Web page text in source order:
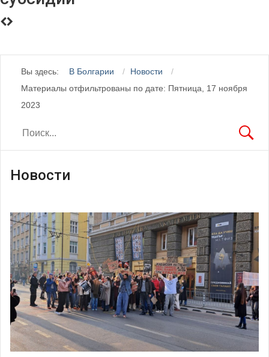
Вы здесь: В Болгарии
Новости
Материалы отфильтрованы по дате: Пятница, 17 ноября
2023
Новости